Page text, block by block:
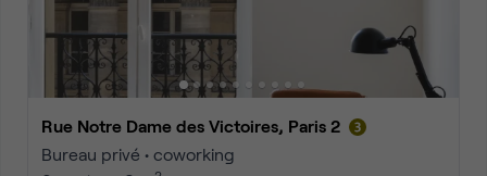
Rue Notre Dame des Victoires, Paris 2
Bureau privé • coworking